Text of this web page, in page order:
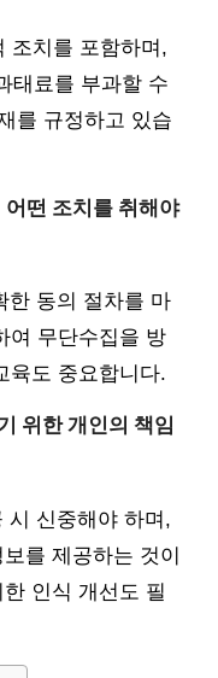
조치를 포함하며,
태료를 부과할 수
를 규정하고 있습
떤 조치를 취해야
한 동의 절차를 마
여 무단수집을 방
육도 중요합니다.
위한 개인의 책임
시 신중해야 하며,
를 제공하는 것이
인식 개선도 필